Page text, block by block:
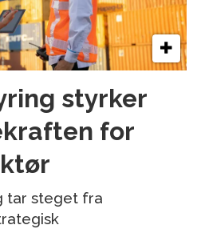
styrker
for
tar steget fra